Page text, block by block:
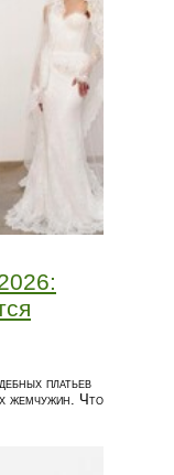
платьев
жемчужин. Что